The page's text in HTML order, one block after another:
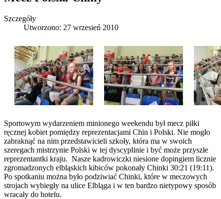
Szczegóły
Utworzono: 27 wrzesień 2010
Sportowym wydarzeniem minionego weekendu był mecz piłki
ręcznej kobiet pomiędzy reprezentacjami Chin i Polski. Nie mogło
zabraknąć na nim przedstawicieli szkoły, która ma w swoich
szeregach mistrzynie Polski w tej dyscyplinie i być może przyszłe
reprezentantki kraju. Nasze kadrowiczki niesione dopingiem licznie
zgromadzonych elbląskich kibiców pokonały Chinki 30:21 (19:11).
Po spotkaniu można było podziwiać Chinki, które w meczowych
strojach wybiegły na ulice Elbląga i w ten bardzo nietypowy sposób
wracały do hotelu.